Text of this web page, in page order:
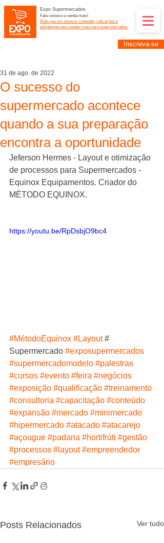
Expo Supermercados
Fale conosco e venda mais!
Mais que um anúncio: conteúdo, indicações e
estratégias para vender mais para supermercados.
Inscreva-se
O sucesso do
supermercado acontece
quando a sua preparação
encontra a oportunidade
31 de ago. de 2022
Jeferson Hermes - Layout e otimização
de processos para Supermercados -
Equinox Equipamentos. Criador do
MÉTODO EQUINOX.
https://youtu.be/RpDsbjO9bc4
#MétodoEquinox #Layout #
Supermercado #exposupermercados
#supermercadomodelo #palestras
#cursos #evento #feira #negócios
#exposição #qualificação #treinamento
#consultoria #capacitação #conteúdo
#expansão #mercado #minimercado
#hipermercado #atacado #atacarejo
#açougue #padaria #hortifrúti #gestão
#processos #layout #empreendedor
#empresário
Posts Relacionados Ver tudo